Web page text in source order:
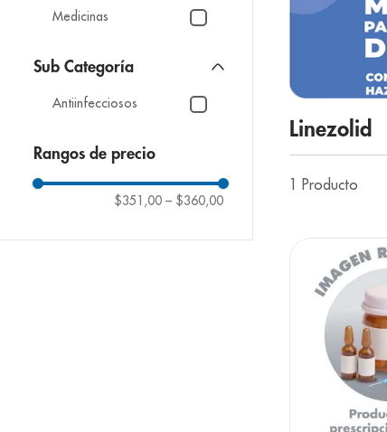
Medicinas
Antiinfecciosos
Rangos de precio
$351,00 – $360,00
Linezolid
1 Producto
3 eucerin
cerave
nivea
7. bioderma